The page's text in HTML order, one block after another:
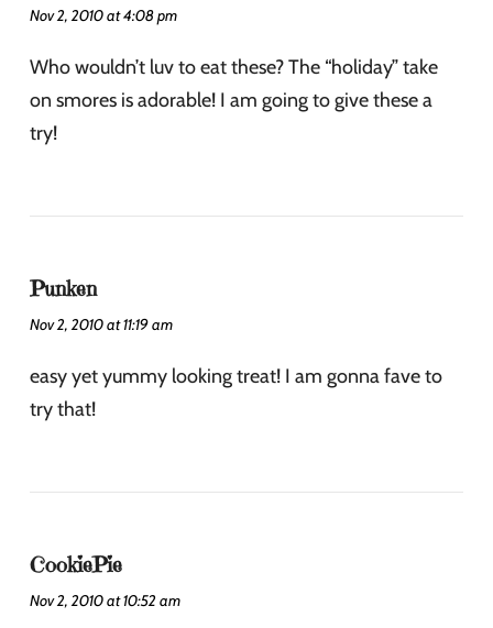
Nov 2, 2010 at 4:08 pm
Who wouldn’t luv to eat these? The “holiday” take
on smores is adorable! I am going to give these a
try!
Punken
Nov 2, 2010 at 11:19 am
easy yet yummy looking treat! I am gonna fave to
try that!
CookiePie
Nov 2, 2010 at 10:52 am